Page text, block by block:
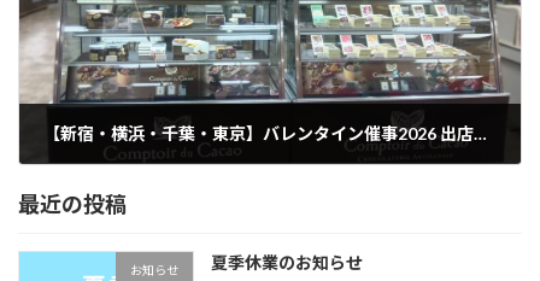
【新宿・横浜・千葉・東京】バレンタイン催事2026 出店情報｜コントワール・デュ・カカオ 全国百貨店
最近の投稿
お知らせ 夏季休業のお知らせ